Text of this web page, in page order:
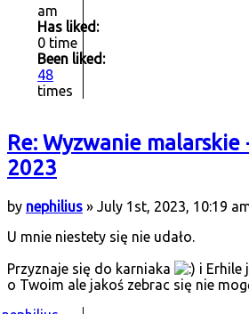
am
Has liked:
0 time
Been liked:
48
times
Re: Wyzwanie malarskie
2023
by nephilius » July 1st, 2023, 10:19
U mnie niestety się nie udało.
Przyznaje się do karniaka
i Erhile
o Twoim ale jakoś zebrac się nie